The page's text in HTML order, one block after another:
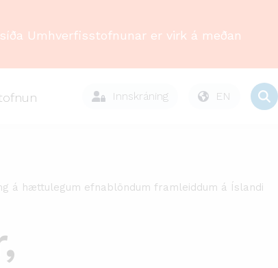
Innskráning EN
Umhverfisstofnunar er virk á meðan
á hættulegum efnablöndum framleiddum á Íslandi